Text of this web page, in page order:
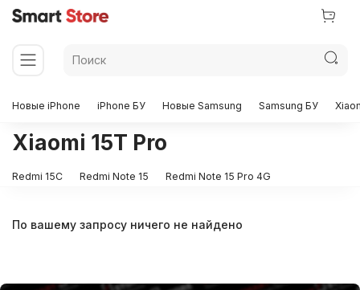
Новые iPhone iPhone БУ Новые Samsung Samsung БУ
Xiaomi 15T Pro
Redmi 15C Redmi Note 15 Redmi Note 15 Pro 4G
По вашему запросу ничего не найдено